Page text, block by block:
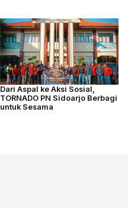
Dari Aspal ke Aksi Sosial,
TORNADO PN Sidoarjo Berbagi
untuk Sesama